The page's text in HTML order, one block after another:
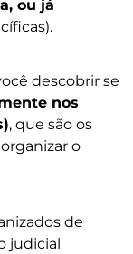
ou já
descobrir se
nos
, que são os
o
de
judicial